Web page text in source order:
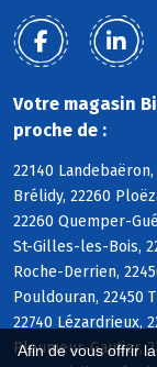
Afin de vous offrir
Votre magasin
proche de :
22140
Brélidy, 22260
22260 Quemper-
St-Gilles-les-Bois,
Roche-Derrien,
Pouldouran, 22450
22740 Lézardrieux,
Pleumeur-Gautier,